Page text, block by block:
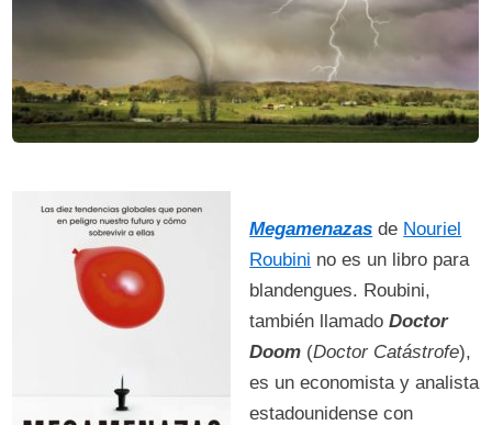
Megamenazas de Nouriel
Roubini no es un libro para
blandengues. Roubini,
también llamadoDoctor
Doom (Doctor Catástrofe),
es un economista y analista
estadounidense con